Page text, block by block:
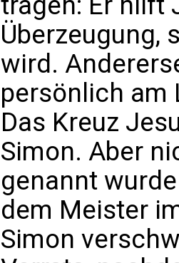
Überzeugung,
wird.
persönlich am
Das Kreuz
Simon. Aber
genannt
dem Meister
Simon